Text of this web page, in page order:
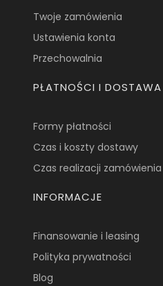
Twoje zamówienia
Ustawienia konta
Przechowalnia
PŁATNOŚCI I DOSTAWA
Formy płatności
Czas i koszty dostawy
Czas realizacji zamówienia
INFORMACJE
Finansowanie i leasing
Polityka prywatności
Blog